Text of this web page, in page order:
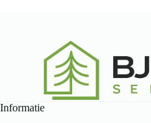
Informatie